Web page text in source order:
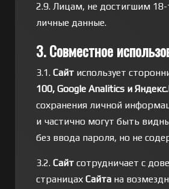
2.9. Лицам, не достигшим 18-
личные данные.
3. Совместное
3.1. Сайт использует
100, Google Analitics и
сохранения личной
и частично могут быть
без ввода пароля, но не
3.2. Сайт сотрудничает с
страницах Сайта на